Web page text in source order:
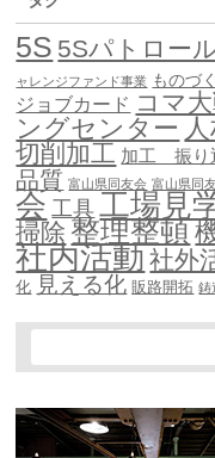
5S 5Sパトロー
ャレンジファンド事業 ものづ
ジョブカード コマ
ングセンター
切削加工 加工 振り
品質 富山県同友会 富山県同
会 工具 工場見
掃除 整理整頓
社内活動社外
化 見える化 販路開拓 鋳